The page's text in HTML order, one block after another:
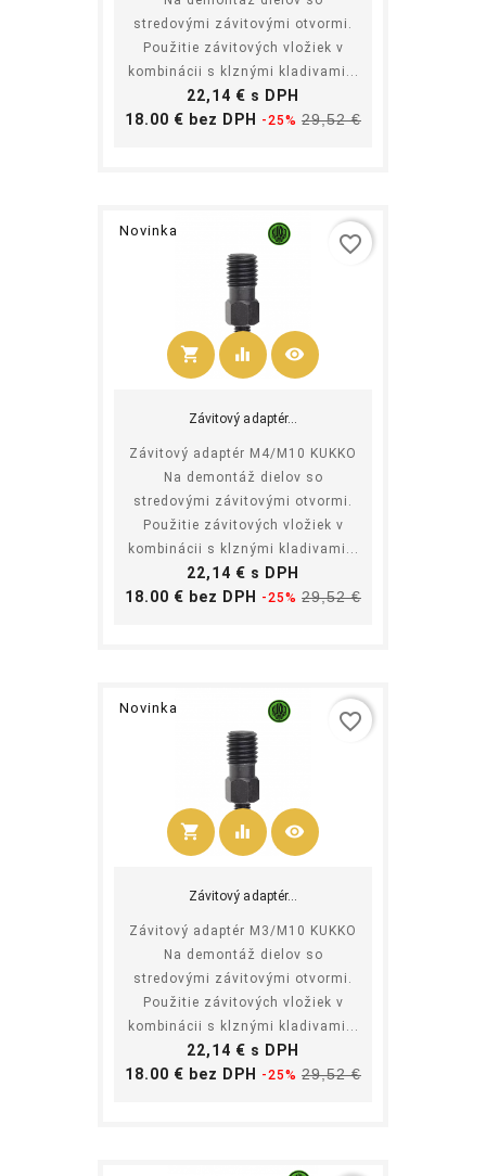
stredovými závitovými otvormi.
Použitie závitových vložiek v
kombinácii s klznými kladivami...
Cena
22,14 € s DPH
18.00 € bez DPH Základná
-25% 29,52 €Cena
Novinka
shopping_cart
Kúpiť
equalizer visibility
Závitový adaptér...
Závitový adaptér M4/M10 KUKKO
Na demontáž dielov so
stredovými závitovými otvormi.
Použitie závitových vložiek v
kombinácii s klznými kladivami...
Cena
22,14 € s DPH
18.00 € bez DPH Základná
-25% 29,52 €Cena
favorite_border
Novinka
shopping_cart
Kúpiť
equalizer visibility
Závitový adaptér...
Závitový adaptér M3/M10 KUKKO
Na demontáž dielov so
stredovými závitovými otvormi.
Použitie závitových vložiek v
kombinácii s klznými kladivami...
Cena
22,14 € s DPH
18.00 € bez DPH Základná
-25% 29,52 €Cena
favorite_border